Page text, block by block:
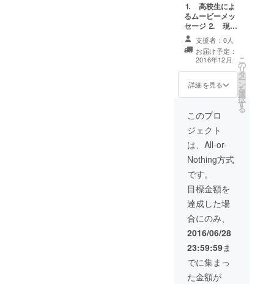
⒈ 高校生によ
るムービーメッ
セージ ⒉ 現地
での写真 ⒊
One Young
Worldの参加報
告書 ⒋ 報告書
上にお名前を記
載 ⒌ SMS上に
お名前記載 ⒍
待 ⒎ 特別報
支援者：0人
お届け予定：
2016年12月
詳細を見る
こ
の
リ
タ
ー
ン
を
選
択
す
る
このプロ
ジェクト
は、All-or-
Nothing方式
です。
目標金額を
達成した場
合にのみ、
2016/06/28
23:59:59ま
でに集まっ
た金額が